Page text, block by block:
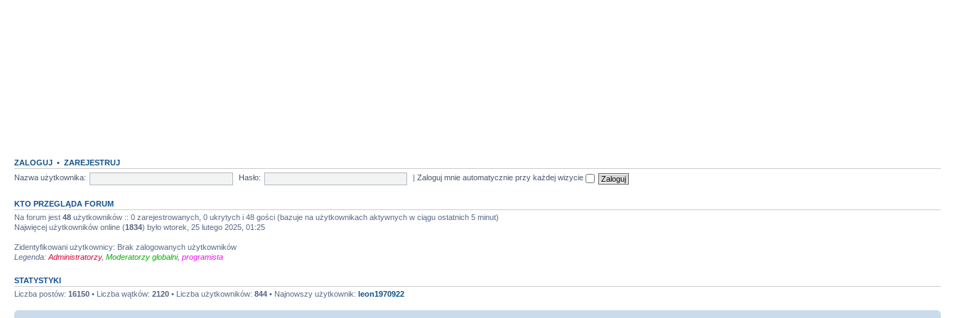
ZALOGUJ • ZAREJESTRUJ
Nazwa użytkownika:
Hasło: |Zaloguj mnie automatycznie przy każdej wizycie
KTO PRZEGLĄDA FORUM
Na forum jest 48 użytkowników :: 0 zarejestrowanych, 0 ukrytych i 48 gości (bazuje na użytkownikach aktywnych w ciągu ostatnich 5 minut)
Najwięcej użytkowników online (1834) było wtorek, 25 lutego 2025, 01:25
Zidentyfikowani użytkownicy: Brak zalogowanych użytkowników
Legenda: Administratorzy, Moderatorzy globalni, programista
STATYSTYKI
Liczba postów: 16150 • Liczba wątków: 2120 • Liczba użytkowników: 844 • Najnowszy użytkownik: leon1970922